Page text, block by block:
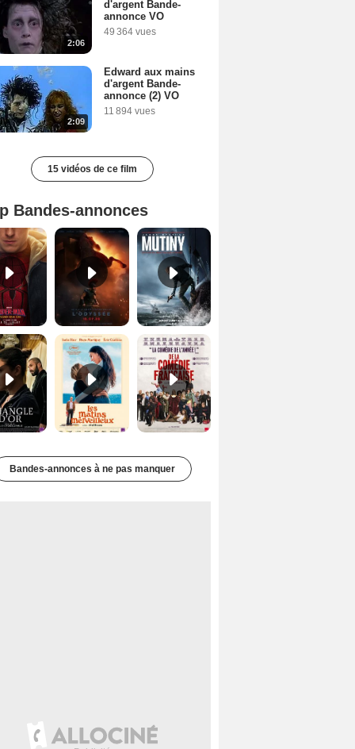
2:06
d'argent Bande-
annonce VO
49 364 vues
2:09
Edward aux mains
d'argent Bande-
annonce (2) VO
11 894 vues
15 vidéos de ce film
Bandes-annonces
Spider-Man: Brand New Day Bande-annonce VO STFR L'Odyssée Bande-annonce VO STFR
Les Matins merveilleux Bande-annonce VF De la Comédie-Française Teaser VF
Bandes-annonces à ne pas manquer